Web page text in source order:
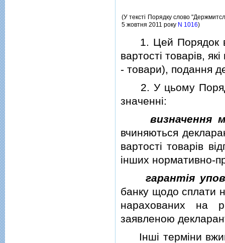
(У текстi Порядку слово
5 жовтня 2011 року N 1016)
1. Цей Порядок
вартостi товарiв,
- товари), подання
2. У цьому
значеннi:
визначення
вчиняються
вартостi товарiв
iнших нормативно-
гарантiя
банку щодо сплати
нарахованих на
заявленою
Iншi термiни